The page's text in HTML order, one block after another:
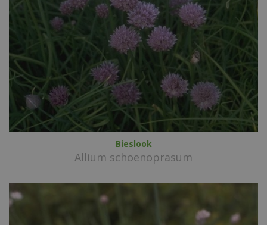
Bieslook
Allium schoenoprasum